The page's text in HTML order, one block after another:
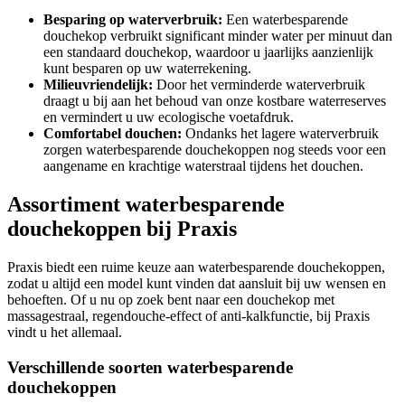
Besparing op waterverbruik: Een waterbesparende
douchekop verbruikt significant minder water per minuut dan
een standaard douchekop, waardoor u jaarlijks aanzienlijk
kunt besparen op uw waterrekening.
Milieuvriendelijk: Door het verminderde waterverbruik
draagt u bij aan het behoud van onze kostbare waterreserves
en vermindert u uw ecologische voetafdruk.
Comfortabel douchen: Ondanks het lagere waterverbruik
zorgen waterbesparende douchekoppen nog steeds voor een
aangename en krachtige waterstraal tijdens het douchen.
Assortiment waterbesparende
douchekoppen bij Praxis
Praxis biedt een ruime keuze aan waterbesparende douchekoppen,
zodat u altijd een model kunt vinden dat aansluit bij uw wensen en
behoeften. Of u nu op zoek bent naar een douchekop met
massagestraal, regendouche-effect of anti-kalkfunctie, bij Praxis
vindt u het allemaal.
Verschillende soorten waterbesparende
douchekoppen